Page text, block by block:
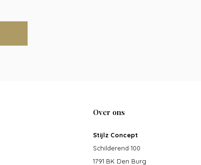
Over ons
Stijlz Concept
Schilderend 100
1791 BK Den Burg